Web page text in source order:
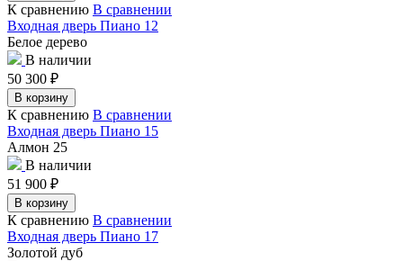
К сравнению В сравнении
Входная дверь Пиано 12
Белое дерево
В наличии
50 300 ₽
В корзину
К сравнению В сравнении
Входная дверь Пиано 15
Алмон 25
В наличии
51 900 ₽
В корзину
К сравнению В сравнении
Входная дверь Пиано 17
Золотой дуб